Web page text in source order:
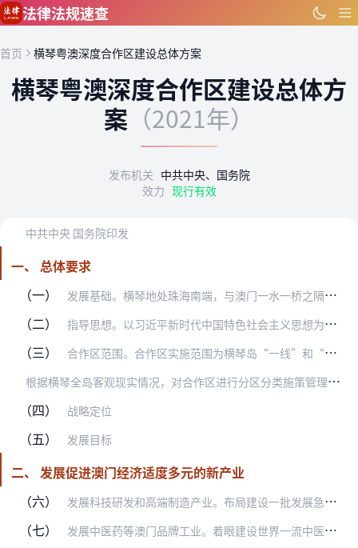
跳到主要内容
法律法规速查
首页 横琴粤澳深度合作区建设总体方案
横琴粤澳深度合作区建设总体方
案 （2021年）
发布机关 中共中央、国务院
效力 现行有效
中共中央 国务院印发
一、 总体要求
（一）
发展基础。横琴地处珠海南端，与澳门一水一桥之隔，具有粤澳合作的先天优势，是促进澳门经济适度多元发展的重要平台。2009年党中央、国务院决定开发横琴以来，在各方共…
（二） 指导思想。以习近平新时代中国特色社会主义思想为指导，全面贯彻党的十九大和十九届二中、三中、四中、五中全会精神，立足新发展阶段，贯彻新发展理念，构建新发展格局，紧…
（三） 合作区范围。合作区实施范围为横琴岛“一线”和“二线”之间的海关监管区域，总面积约106平方公里。其中，横琴与澳门特别行政区之间设为“一线”；横琴与中华人民共和国…
根
据横琴全岛客观现实情况，对合作区进行分区分类施策管理。澳门大学横琴校区和横琴口岸澳门管辖区，由全国人大常委会授权澳门特别行政区政府管理，适用澳门有关制度和规定…
（四）
战略定位
（五） 发展目标
二、 发展促进澳门经济适度多元的新产业
（六）
发展科技研发和高端制造产业。布局建设一批发展急需的科技基础设施，组织实施国际大科学计划和大科学工程，高标准建设澳门大学、澳门科技大学等院校的产学研示范基地，构建…
（七） 发展中医药等澳门品牌工业。着眼建设世界一流中医药生产基地和创新高地，优化粤澳合作中医药科技产业园发展路径，以国家中医药服务出口基地为载体，发展中医药服务贸易，建…